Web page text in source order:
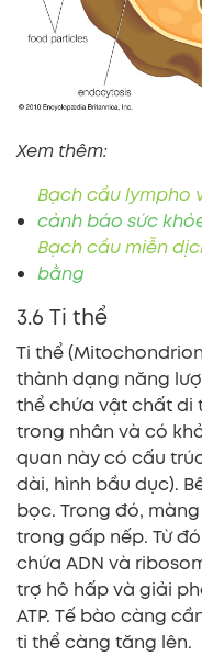
Xem thêm:
Bạch cầu lympho
cảnh báo sức
Bạch cầu miễn
bằng
3.6 Ti thể
Ti thể
thành dạng năng
thể chứa vật chất di
trong nhân và có
quan này có cấu
dài, hình bầu dục).
bọc. Trong đó,
trong gấp nếp. Từ
chứa ADN và
trợ hô hấp và giải
ATP. Tế bào càng
ti thể càng tăng lên.